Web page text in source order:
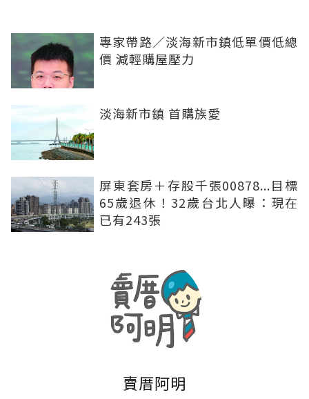
專家帶路／淡海新市鎮低單價低總
價 減輕購屋壓力
淡海新市鎮 首購族愛
屏東套房＋存股千張00878...目標
65歲退休！32歲台北人曝：現在
已有243張
賣厝阿明